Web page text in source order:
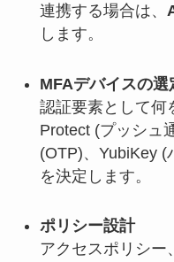
連携する場合は、
します。
MFAデバイスの選
認証要素として何
Protect (プッシュ
(OTP)、YubiKey (
を決定します。
ポリシー設計
アクセスポリシー